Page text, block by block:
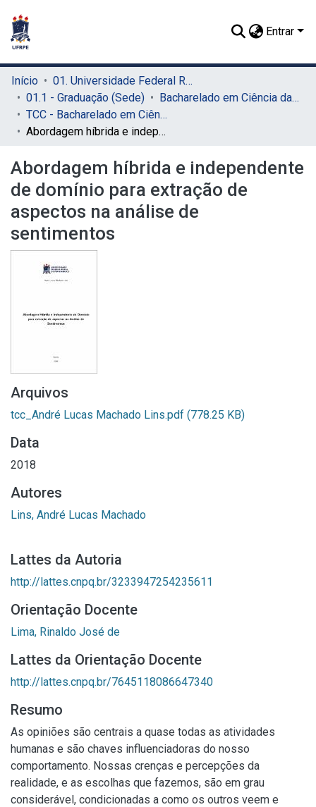
Entrar
Início
01. Universidade Federal Rural de Pernambuco - UFRPE (Sede)
01.1 - Graduação (Sede)
Bacharelado em Ciência da Computação (Sede)
TCC - Bacharelado em Ciência da Computação (Sede)
Abordagem híbrida e independente de domínio para extração de aspectos na análise de sentimentos
Abordagem híbrida e independente
de domínio para extração de
aspectos na análise de
sentimentos
Arquivos
tcc_André Lucas Machado Lins.pdf (778.25 KB)
Data
2018
Autores
Lins, André Lucas Machado
Lattes da Autoria
http://lattes.cnpq.br/3233947254235611
Orientação Docente
Lima, Rinaldo José de
Lattes da Orientação Docente
http://lattes.cnpq.br/7645118086647340
Resumo
As opiniões são centrais a quase todas as atividades
humanas e são chaves influenciadoras do nosso
comportamento. Nossas crenças e percepções da
realidade, e as escolhas que fazemos, são em grau
considerável, condicionadas a como os outros veem e